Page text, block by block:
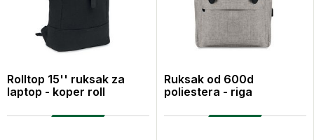
Rolltop 15'' ruksak za
laptop - koper roll
Ruksak od 600d
poliestera - riga